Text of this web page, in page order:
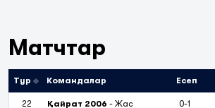
Матчтар
Тур Командалар Есеп
22 Қайрат 2006 - Жас
0-1